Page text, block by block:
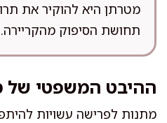
מטרתן היא להוקיר את
תחושת הסיפוק מהקריירה.
ההיבט המשפטי של
מתנות לפרישה עשויות